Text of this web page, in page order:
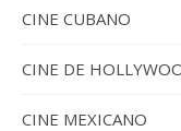
CINE CUBANO
CINE DE
CINE MEXICANO